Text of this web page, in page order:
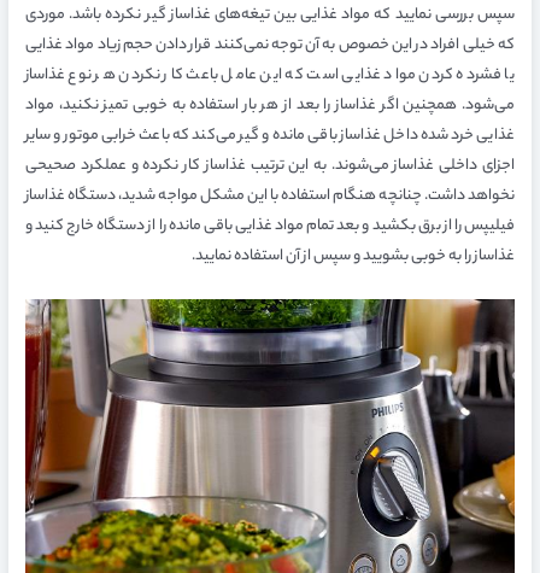
سپس بررسی نمایید که مواد غذایی بین تیغه‌های غذاساز گیر نکرده باشد. موردی
که خیلی افراد در این خصوص به آن توجه نمی‌کنند قرار دادن حجم زیاد مواد غذایی
یا فشرده کردن مواد غذایی است که این عامل باعث کار نکردن هر نوع غذاساز
می‌شود. همچنین اگر غذاساز را بعد از هر بار استفاده به خوبی تمیز نکنید، مواد
غذایی خرد شده داخل غذاساز باقی مانده و گیر می‌کند که باعث خرابی موتور و سایر
اجزای داخلی غذاساز می‌شوند. به این ترتیب غذاساز کار نکرده و عملکرد صحیحی
نخواهد داشت. چنانچه هنگام استفاده با این مشکل مواجه شدید، دستگاه غذاساز
فیلیپس را از برق بکشید و بعد تمام مواد غذایی باقی مانده را از دستگاه خارج کنید و
غذاساز را به خوبی بشویید و سپس از آن استفاده نمایید.